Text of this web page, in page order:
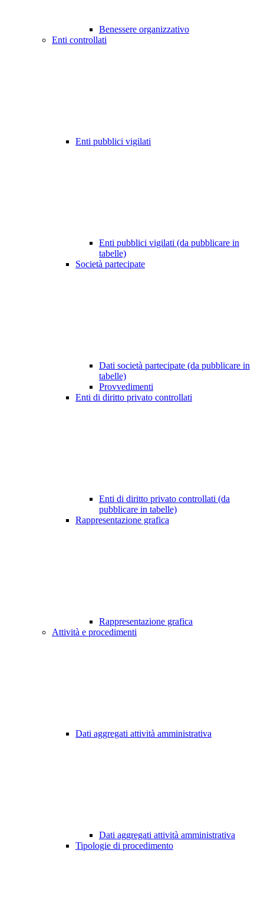
Benessere organizzativo
Enti controllati
Enti pubblici vigilati
Enti pubblici vigilati (da pubblicare in
tabelle)
Società partecipate
Dati società partecipate (da pubblicare in
tabelle)
Provvedimenti
Enti di diritto privato controllati
Enti di diritto privato controllati (da
pubblicare in tabelle)
Rappresentazione grafica
Rappresentazione grafica
Attività e procedimenti
Dati aggregati attività amministrativa
Dati aggregati attività amministrativa
Tipologie di procedimento